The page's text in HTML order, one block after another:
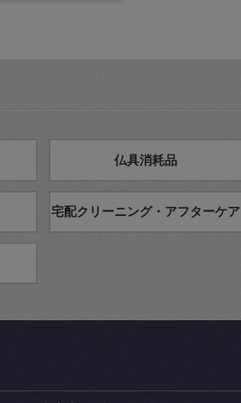
仏具消耗品
宅配クリーニング・アフターケア